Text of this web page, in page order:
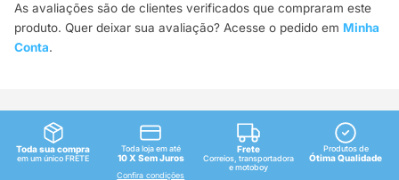
As avaliações são de clientes verificados que compraram este
produto. Quer deixar sua avaliação? Acesse o pedido em Minha
Conta.
Toda sua compra
em um único FRETE
Toda loja em até
10 X Sem Juros
Confira condições
Frete
Correios, transportadora
e motoboy
Produtos de
Ótima Qualidade